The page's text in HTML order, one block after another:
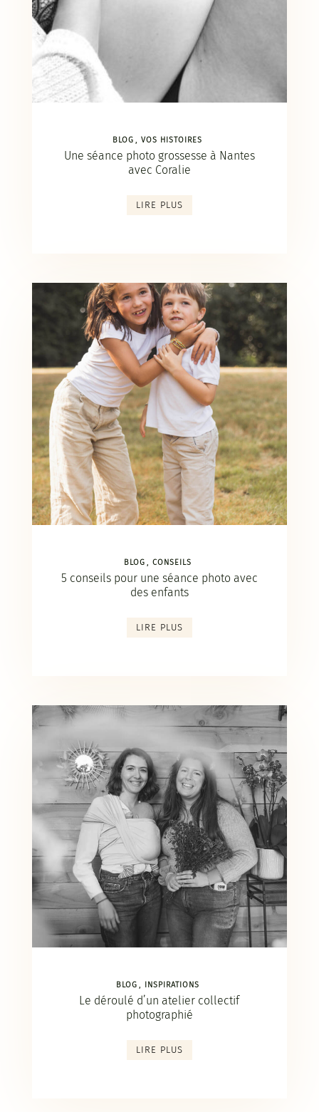
BLOG VOS HISTOIRES
Une séance photo grossesse à Nantes
avec Coralie
LIRE PLUS
BLOG CONSEILS
5 conseils pour une séance photo avec
des enfants
LIRE PLUS
BLOG INSPIRATIONS
Le déroulé d’un atelier collectif
photographié
LIRE PLUS